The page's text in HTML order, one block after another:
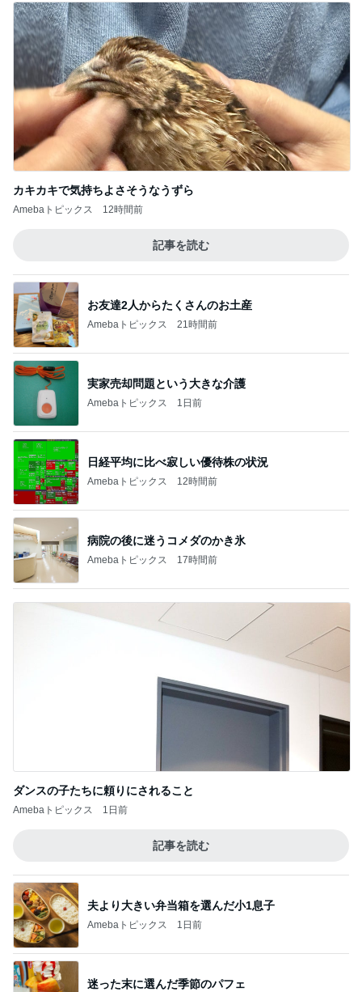
カキカキで気持ちよさそうなうずら
Amebaトピックス 12時間前
記事を読む
お友達2人からたくさんのお土産
Amebaトピックス 21時間前
実家売却問題という大きな介護
Amebaトピックス 1日前
日経平均に比べ寂しい優待株の状況
Amebaトピックス 12時間前
病院の後に迷うコメダのかき氷
Amebaトピックス 17時間前
ダンスの子たちに頼りにされること
Amebaトピックス 1日前
記事を読む
夫より大きい弁当箱を選んだ小1息子
Amebaトピックス 1日前
迷った末に選んだ季節のパフェ